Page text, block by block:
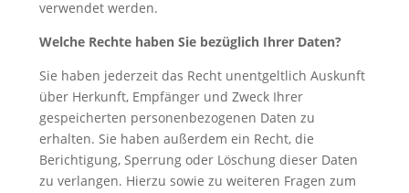
verwendet werden.
Welche Rechte haben Sie bezüglich Ihrer Daten?
Sie haben jederzeit das Recht unentgeltlich Auskunft
über Herkunft, Empfänger und Zweck Ihrer
gespeicherten personenbezogenen Daten zu
erhalten. Sie haben außerdem ein Recht, die
Berichtigung, Sperrung oder Löschung dieser Daten
zu verlangen. Hierzu sowie zu weiteren Fragen zum